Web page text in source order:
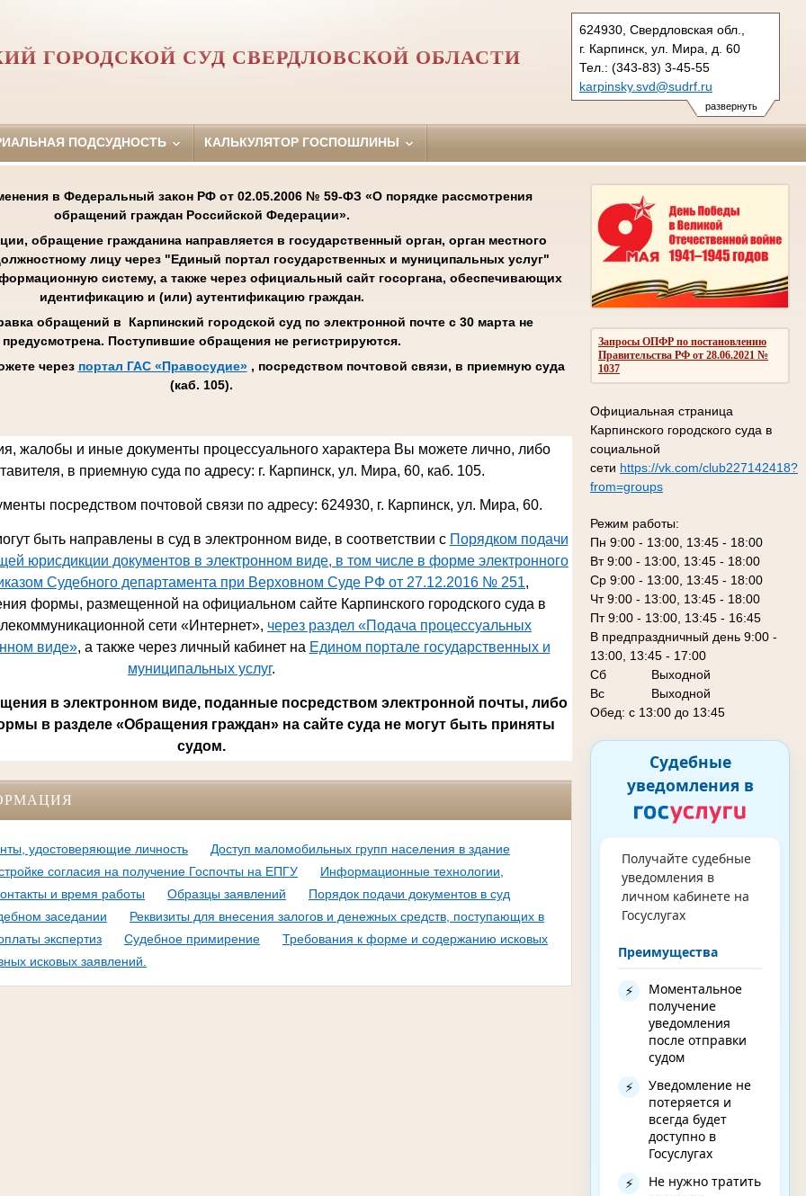
развернуть
624930, Свердловская обл.,
г. Карпинск, ул. Мира, д. 60
Тел.: (343-83) 3-45-55
karpinsky.svd@sudrf.ru
ГОРОДСКОЙ СУД СВЕРДЛОВСКОЙ ОБЛАСТИ
ПОДСУДНОСТЬ КАЛЬКУЛЯТОР ГОСПОШЛИНЫ
Запросы ОПФР по постановлению
Правительства РФ от 28.06.2021 №
1037
Официальная страница
Карпинского городского суда в
социальной
сети https://vk.com/club227142418?
from=groups
Режим работы:
Пн 9:00 - 13:00, 13:45 - 18:00
Вт 9:00 - 13:00, 13:45 - 18:00
Ср 9:00 - 13:00, 13:45 - 18:00
Чт 9:00 - 13:00, 13:45 - 18:00
Пт 9:00 - 13:00, 13:45 - 16:45
В предпраздничный день 9:00 -
13:00, 13:45 - 17:00
Сб
Выходной
Вс Выходной
Обед: с 13:00 до 13:45
Судебные
уведомления в
Получайте судебные
уведомления в
личном кабинете на
Госуслугах
Преимущества
⚡
Моментальное
получение
уведомления
после отправки
судом
⚡
Уведомление не
потеряется и
всегда будет
доступно в
Госуслугах
⚡
Не нужно тратить
в Федеральный закон РФ от 02.05.2006 № 59-ФЗ «О порядке рассмотрения
обращений граждан Российской Федерации».
обращение гражданина направляется в государственный орган, орган местного
лицу через "Единый портал государственных и муниципальных услуг"
систему, а также через официальный сайт госоргана, обеспечивающих
идентификацию и (или) аутентификацию граждан.
обращений в Карпинский городской суд по электронной почте с 30 марта не
предусмотрена. Поступившие обращения не регистрируются.
через портал ГАС «Правосудие», посредством почтовой связи, в приемную суда
(каб. 105).
жалобы и иные документы процессуального характера Вы можете лично, либо
в приемную суда по адресу: г. Карпинск, ул. Мира, 60, каб. 105.
посредством почтовой связи по адресу: 624930, г. Карпинск, ул. Мира, 60.
быть направлены в суд в электронном виде, в соответствии с Порядком подачи
юрисдикции документов в электронном виде, в том числе в форме электронного
Судебного департамента при Верховном Суде РФ от 27.12.2016 № 251,
формы, размещенной на официальном сайте Карпинского городского суда в
сети «Интернет», через раздел «Подача процессуальных
виде», а также через личный кабинет на Едином портале государственных и
муниципальных услуг.
в электронном виде, поданные посредством электронной почты, либо
в разделе «Обращения граждан» на сайте суда не могут быть приняты
судом.
удостоверяющие личность
Доступ маломобильных групп населения в здание
согласия на получение Госпочты на ЕПГУ
Информационные технологии,
и время работы
Образцы заявлений
Порядок подачи документов в суд
заседании
Реквизиты для внесения залогов и денежных средств, поступающих в
экспертиз
Судебное примирение
Требования к форме и содержанию исковых
исковых заявлений.